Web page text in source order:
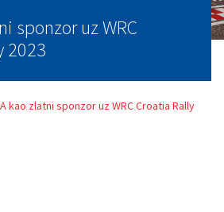
sponzor uz WRC
2023
kao zlatni sponzor uz WRC Croatia Rally